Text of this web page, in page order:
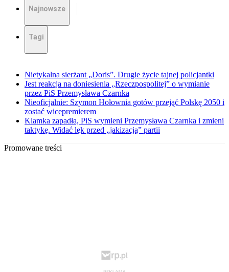
Najnowsze
Tagi
Nietykalna sierżant „Doris”. Drugie życie tajnej policjantki
Jest reakcja na doniesienia „Rzeczpospolitej” o wymianie
przez PiS Przemysława Czarnka
Nieoficjalnie: Szymon Hołownia gotów przejąć Polskę 2050 i
zostać wicepremierem
Klamka zapadła, PiS wymieni Przemysława Czarnka i zmieni
taktykę. Widać lęk przed „jakizacją” partii
Promowane treści